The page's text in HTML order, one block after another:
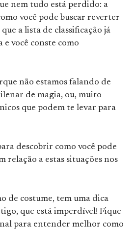
nem tudo está perdido: a
você pode buscar reverter
a lista de classificação já
você conste como
não estamos falando de
de magia, ou, muito
que podem te levar para
descobrir como você pode
relação a estas situações nos
de costume, tem uma dica
que está imperdível! Fique
para entender melhor como